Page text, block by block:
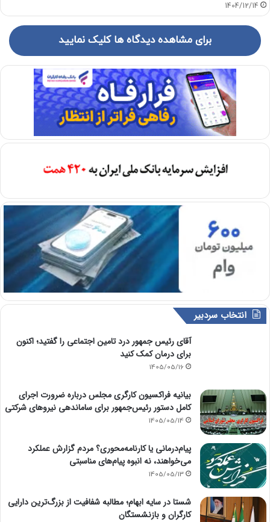
1404/12/14
برای مشاهده دیدگاه ها کلیک نمایید
انتخاب سردبیر
آقای رئیس جمهور درد تامین اجتماعی را گفتید؛ اکنون
برای درمان کمک کنید
1405/05/16
بیانیه فراکسیون کارگری مجلس درباره ضرورت اجرای
کامل دستور رئیس‌جمهور برای ساماندهی نیروهای شرکتی
1405/05/14
پیام‌درمانی یا کارنامه‌محوری؟ مردم گزارش عملکرد
می‌خواهند، نه انبوه پیام‌های مناسبتی
1405/05/13
شستا در سایه ابهام؛ مطالبه شفافیت از بزرگ‌ترین دارایی
کارگران و بازنشستگان